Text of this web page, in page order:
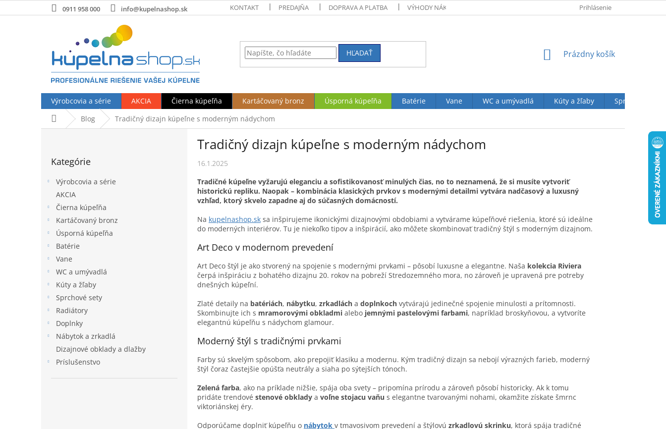
na
0911 958 000 info@kupelnashop.sk KONTAKT PREDAJŇA DOPRAVA A PLATBA VÝHODY NÁKUPU U NÁS OBCHODNÉ PODMIENKY (VOP)Prihlásenie
HĽADAŤ
NÁKUPNÝ
Prázdny košík
Výrobcovia a série AKCIA Čierna kúpeľňa Kartáčovaný bronz Úsporná kúpeľňa Batérie Vane WC a umývadlá Kúty a žľaby
Sprchové sety
DomovBlog Tradičný dizajn kúpeľne s moderným nádychom
kategórie
Kategórie
Výrobcovia a série
AKCIA
Čierna kúpeľňa
Kartáčovaný bronz
Úsporná kúpeľňa
Batérie
Vane
WC a umývadlá
Kúty a žľaby
Sprchové sety
Radiátory
Doplnky
Nábytok a zrkadlá
Dizajnové obklady a dlažby
Príslušenstvo
Tradičný dizajn kúpeľne s moderným nádychom
16.1.2025
Tradičné kúpeľne vyžarujú eleganciu a sofistikovanosť minulých čias, no to neznamená, že si musíte vytvoriť
historickú repliku. Naopak – kombinácia klasických prvkov s modernými detailmi vytvára nadčasový a luxusný
vzhľad, ktorý skvelo zapadne aj do súčasných domácností.
Na kupelnashop.sk sa inšpirujeme ikonickými dizajnovými obdobiami a vytvárame kúpeľňové riešenia, ktoré sú ideálne
do moderných interiérov. Tu je niekoľko tipov a inšpirácií, ako môžete skombinovať tradičný štýl s moderným dizajnom.
Art Deco v modernom prevedení
Art Deco štýl je ako stvorený na spojenie s modernými prvkami – pôsobí luxusne a elegantne. Naša kolekcia Riviera
čerpá inšpiráciu z bohatého dizajnu 20. rokov na pobreží Stredozemného mora, no zároveň je upravená pre potreby
dnešných kúpeľní.
Zlaté detaily na batériách, nábytku, zrkadlách a doplnkoch vytvárajú jedinečné spojenie minulosti a prítomnosti.
Skombinujte ich s mramorovými obkladmi alebo jemnými pastelovými farbami, napríklad broskyňovou, a vytvoríte
elegantnú kúpeľňu s nádychom glamour.
Moderný štýl s tradičnými prvkami
Farby sú skvelým spôsobom, ako prepojiť klasiku a modernu. Kým tradičný dizajn sa nebojí výrazných farieb, moderný
štýl čoraz častejšie opúšťa neutrály a siaha po sýtejších tónoch.
Zelená farba, ako na príklade nižšie, spája oba svety – pripomína prírodu a zároveň pôsobí historicky. Ak k tomu
pridáte trendové stenové obklady a voľne stojacu vaňu s elegantne tvarovanými nohami, okamžite získate šmrnc
viktoriánskej éry.
Odporúčame doplniť kúpeľňu o nábytok v tmavosivom prevedení a štýlovú zrkadlovú skrinku, ktorá spája tradičné